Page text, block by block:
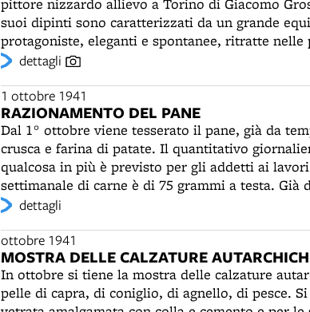
suoi dipinti sono caratterizzati da un grande
protagoniste, eleganti e spontanee, ritratte
contemporanei, Corsi è amato invece dagli
Francesco Arcangeli, l'artista ha anticipato lo
trent'anni prima della sulla sua affermazione: “la variazione sul tema dietro la tenda lo pone,
d’un subito, in una posizione di punta che non
nemmeno dopo”. Egli indica, però, il 1927 come il vero anno di svolta della sua carriera, come
di quella di altri artisti bolognesi. Il
Biennale veneziana, si avvertì anche sotto le
i contatti con la cultura francese”, con lo stile
avrà il merito di rilanciare la sua fama: da
esposizioni italiane più importanti, quali la
Nell'edizione del 1948 della Biennale, l'artista
suonati, una serie di collages molto arditi e
dettagli
1 ottobre 1941
RAZIONAMENTO DEL PANE
Dal 1° ottobre viene tesserato il pane, già da
crusca e farina di patate. Il quantitativo
qualcosa in più è previsto per gli addetti ai
settimanale di carne è di 75 grammi a testa.
farina di grano è acquistabile con la tessera,
Castiglione. L'aumento delle restrizioni porta
vertiginosa dei prezzi dei prodotti non tesserati.
dettagli
ottobre 1941
MOSTRA DELLE CALZATURE
In ottobre si tiene la mostra delle calzature
pelle di capra, di coniglio, di agnello, di pesce.